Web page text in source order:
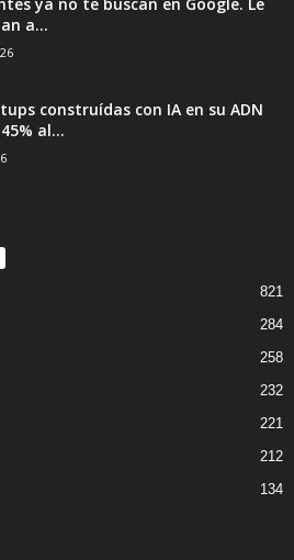
a...
construídas con IA en su ADN
al...
821
284
258
232
221
212
134